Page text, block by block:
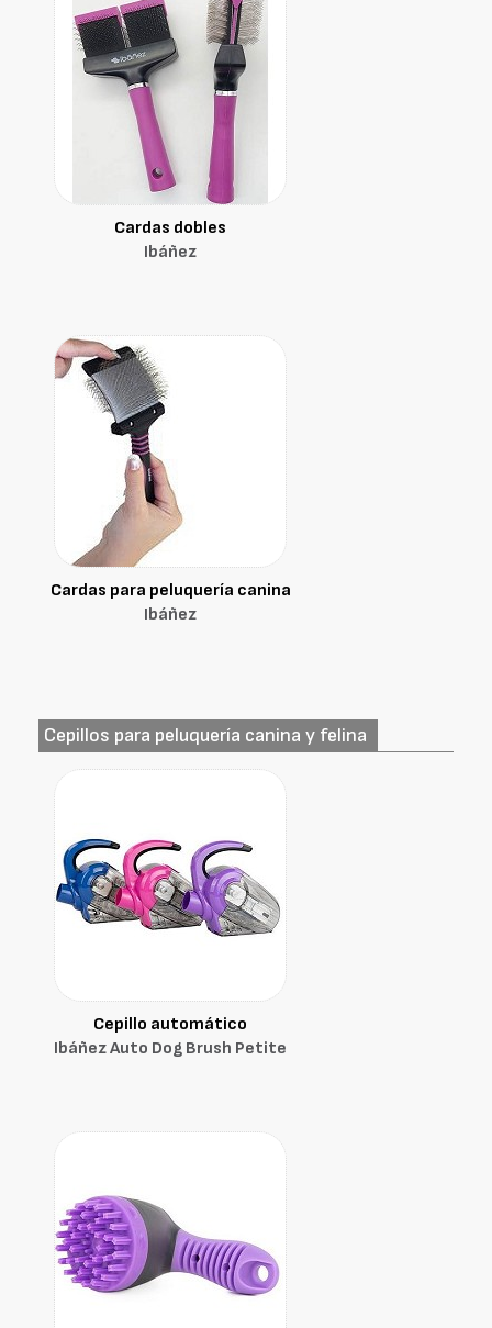
Cardas dobles
Ibáñez
Cardas para peluquería canina
Ibáñez
Cepillos para peluquería canina y felina
Cepillo automático
Ibáñez Auto Dog Brush Petite